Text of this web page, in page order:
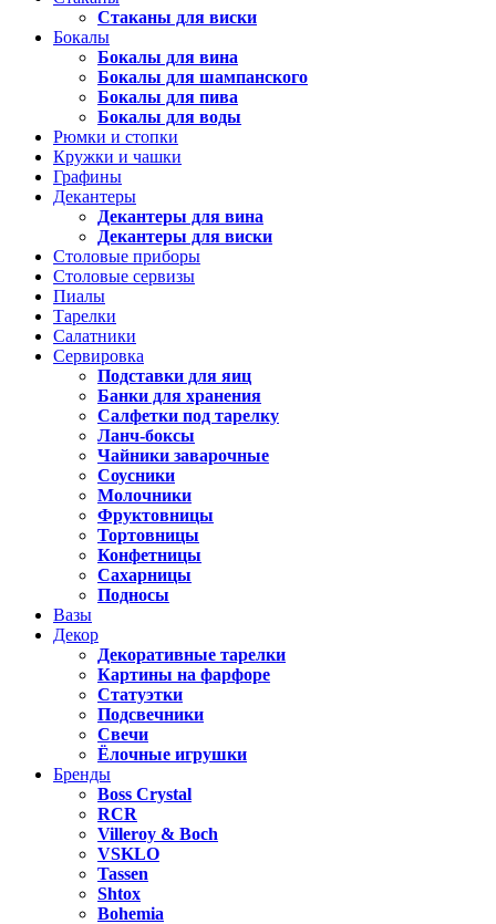
Стаканы для виски
Бокалы
Бокалы для вина
Бокалы для шампанского
Бокалы для пива
Бокалы для воды
Рюмки и стопки
Кружки и чашки
Графины
Декантеры
Декантеры для вина
Декантеры для виски
Столовые приборы
Столовые сервизы
Пиалы
Тарелки
Салатники
Сервировка
Подставки для яиц
Банки для хранения
Салфетки под тарелку
Ланч-боксы
Чайники заварочные
Соусники
Молочники
Фруктовницы
Тортовницы
Конфетницы
Сахарницы
Подносы
Вазы
Декор
Декоративные тарелки
Картины на фарфоре
Статуэтки
Подсвечники
Свечи
Ёлочные игрушки
Бренды
Boss Crystal
RCR
Villeroy & Boch
VSKLO
Tassen
Shtox
Bohemia